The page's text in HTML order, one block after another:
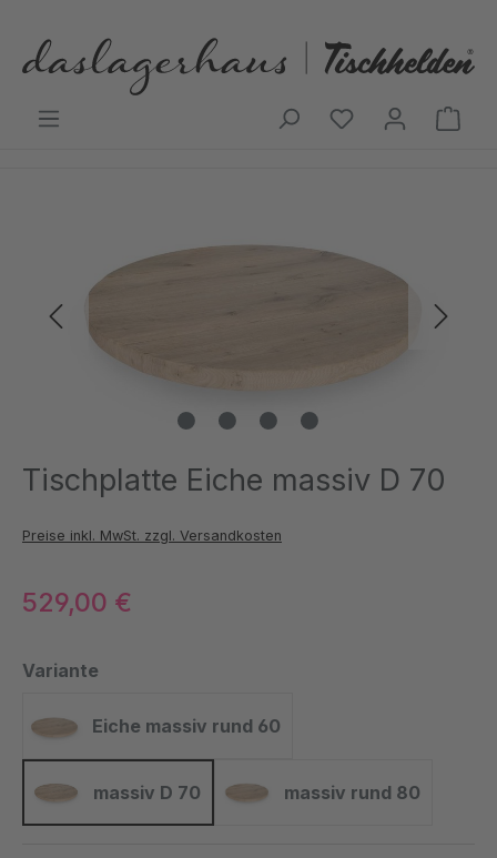
Tischplatte Eiche massiv D 70
Preise inkl. MwSt. zzgl. Versandkosten
529,00 €
Variante
Eiche massiv rund 60
massiv D 70
massiv D 70
massiv rund 80
massiv rund 80